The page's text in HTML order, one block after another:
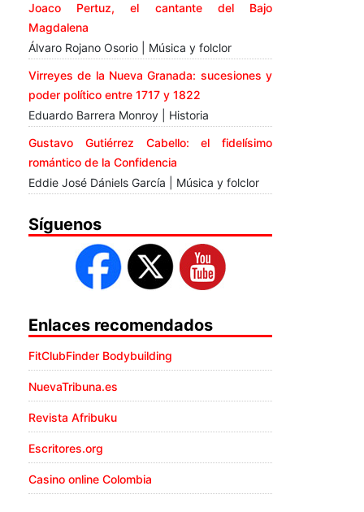
Joaco Pertuz, el cantante del Bajo
Magdalena
Álvaro Rojano Osorio | Música y folclor
Virreyes de la Nueva Granada: sucesiones y
poder político entre 1717 y 1822
Eduardo Barrera Monroy | Historia
Gustavo Gutiérrez Cabello: el fidelísimo
romántico de la Confidencia
Eddie José Dániels García | Música y folclor
Síguenos
Enlaces recomendados
FitClubFinder Bodybuilding
NuevaTribuna.es
Revista Afribuku
Escritores.org
Casino online Colombia